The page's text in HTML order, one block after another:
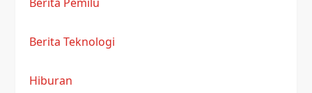
Berita Teknologi
Hiburan